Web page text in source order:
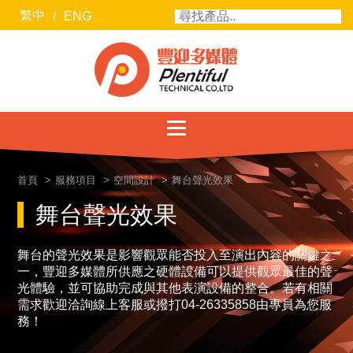
繁中 / ENG
服務項目
最新消息
聯絡我們
關於豐迎
合作廠商
首頁 服務項目 空間設計 舞台聲光效果
舞台聲光效果
舞台的聲光效果是影響觀眾能否投入至演出內容的關鍵之
一，豐迎多媒體所供應之硬體設備可以提供觀眾最佳的聲
光體驗，並可協助完成與其他表演設備的整合。若有相關
需求歡迎洽詢線上客服或撥打04-26335858由專員為您服
務！